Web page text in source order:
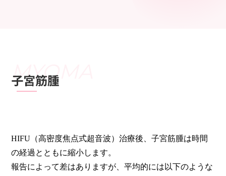
子宮筋腫
HIFU（高密度焦点式超音波）治療後、子宮筋腫は時間
の経過とともに縮小します。
報告によって差はありますが、平均的には以下のような